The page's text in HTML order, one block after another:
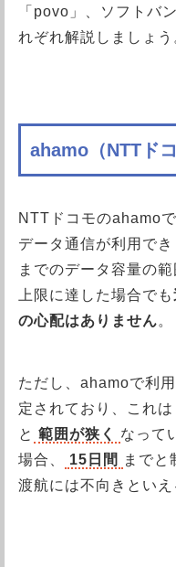
「povo」、ソフトバ
れぞれ解説しましょう
ahamo（NTTドコ
NTTドコモのahamo
データ通信が利用で
までのデータ容量の
上限に達した場合でも
の心配はありません。
ただし、ahamoで利
定されており、これ
と 範囲が狭く
なって
場合、
15日間
までと
渡航には不向きといえ